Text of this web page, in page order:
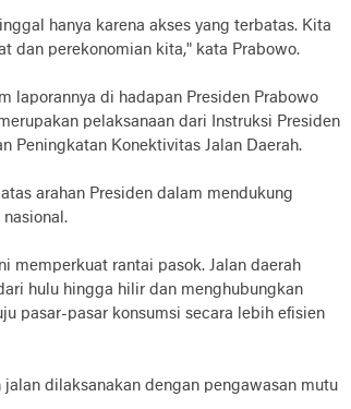
hanya karena akses yang terbatas. Kita
dan perekonomian kita," kata Prabowo.
laporannya di hadapan Presiden Prabowo
pelaksanaan dari Instruksi Presiden
Peningkatan Konektivitas Jalan Daerah.
arahan Presiden dalam mendukung
memperkuat rantai pasok. Jalan daerah
hulu hingga hilir dan menghubungkan
pasar-pasar konsumsi secara lebih efisien
dilaksanakan dengan pengawasan mutu